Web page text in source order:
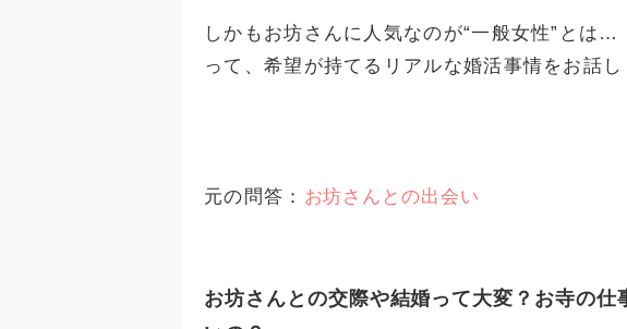
しかもお坊さんに人気なのが“一般女性”とは
って、希望が持てるリアルな婚活事情をお話し
元の問答： お坊さんとの出会い
お坊さんとの交際や結婚って大変？お寺の